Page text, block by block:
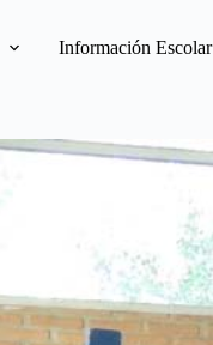
Información Escolar